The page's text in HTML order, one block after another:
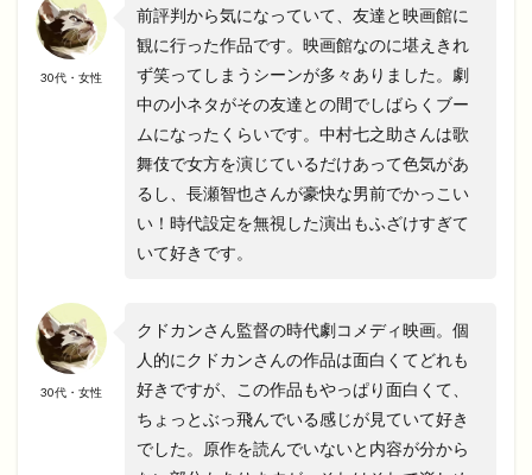
30代・女性
前評判から気になっていて、友達と映画館に
観に行った作品です。映画館なのに堪えきれ
ず笑ってしまうシーンが多々ありました。劇
中の小ネタがその友達との間でしばらくブー
ムになったくらいです。中村七之助さんは歌
舞伎で女方を演じているだけあって色気があ
るし、長瀬智也さんが豪快な男前でかっこい
い！時代設定を無視した演出もふざけすぎて
いて好きです。
30代・女性
クドカンさん監督の時代劇コメディ映画。個
人的にクドカンさんの作品は面白くてどれも
好きですが、この作品もやっぱり面白くて、
ちょっとぶっ飛んでいる感じが見ていて好き
でした。原作を読んでいないと内容が分から